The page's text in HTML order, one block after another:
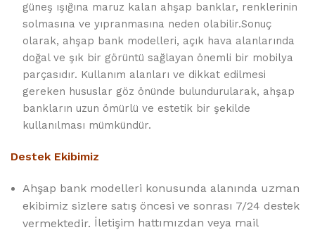
güneş ışığına maruz kalan ahşap banklar, renklerinin
solmasına ve yıpranmasına neden olabilir.Sonuç
olarak, ahşap bank modelleri, açık hava alanlarında
doğal ve şık bir görüntü sağlayan önemli bir mobilya
parçasıdır. Kullanım alanları ve dikkat edilmesi
gereken hususlar göz önünde bulundurularak, ahşap
bankların uzun ömürlü ve estetik bir şekilde
kullanılması mümkündür.
Destek Ekibimiz
Ahşap bank modelleri konusunda alanında uzman
ekibimiz sizlere satış öncesi ve sonrası 7/24 destek
vermektedir. İletişim hattımızdan veya mail